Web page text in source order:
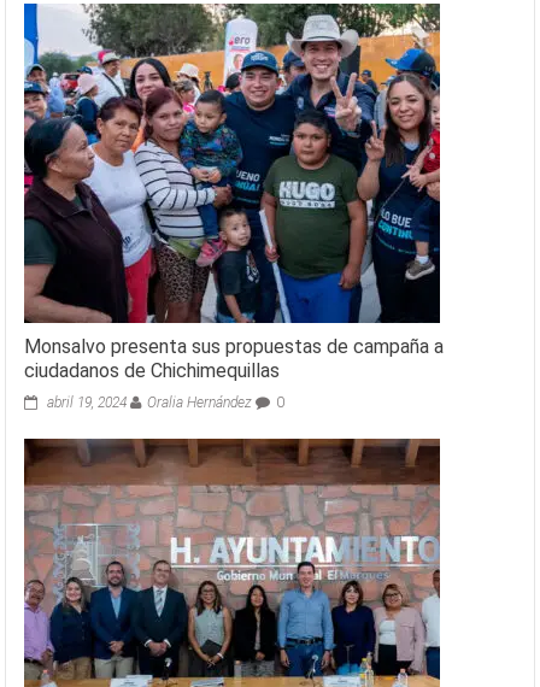
Monsalvo presenta sus propuestas de campaña a
ciudadanos de Chichimequillas
abril 19, 2024 Oralia Hernández 0